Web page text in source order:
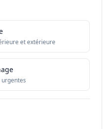
et extérieure